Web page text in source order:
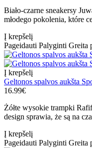
Biało-czarne sneakersy
młodego pokolenia, które
Į krepšelį
Pageidauti Palyginti Greita
Į krepšelį
Geltonos spalvos aukšta
16.99€
Żółte wysokie trampki
design sprawia, że są na
Į krepšelį
Pageidauti Palyginti Greita